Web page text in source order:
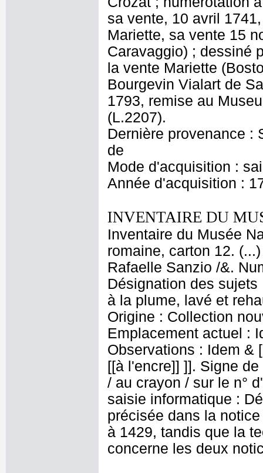
sa vente, 10 avril
Mariette, sa vente 15
Caravaggio) ; dessiné
la vente Mariette
Bourgevin Vialart de
1793, remise au
(L.2207).
Dernière provenance :
de
Mode d'acquisition :
Année d'acquisition :
INVENTAIRE DU
Inventaire du Musée
romaine, carton 12.
Rafaelle Sanzio /&.
Désignation des
à la plume, lavé et
Origine : Collection
Emplacement actuel :
Observations : Idem &
[[à l'encre]] ]]. Signe
/ au crayon / sur le n°
saisie informatique :
précisée dans la
à 1429, tandis que la
concerne les deux